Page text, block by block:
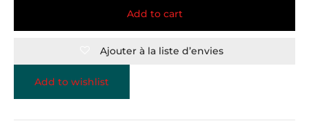
Add to cart
Ajouter à la liste d’envies
Add to wishlist